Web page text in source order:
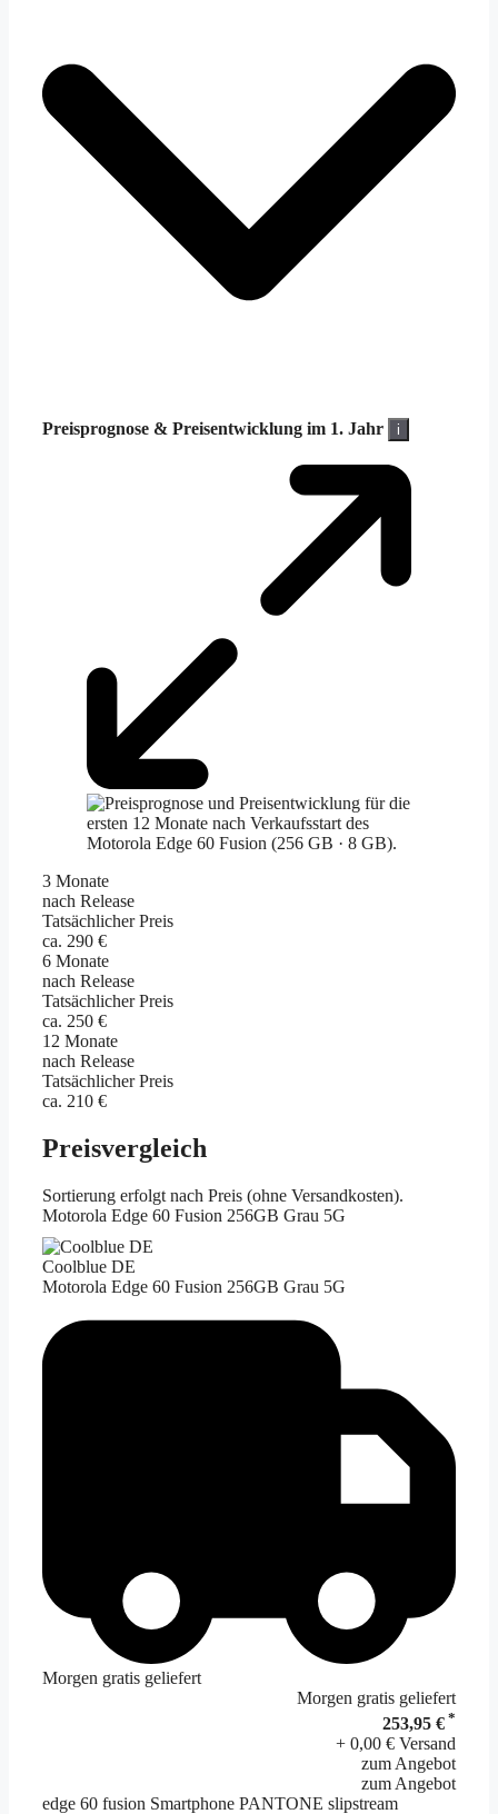
Preisprognose & Preisentwicklung im 1. Jahr i
3 Monate
nach Release
Tatsächlicher Preis
ca. 290 €
6 Monate
nach Release
Tatsächlicher Preis
ca. 250 €
12 Monate
nach Release
Tatsächlicher Preis
ca. 210 €
Preisvergleich
Sortierung erfolgt nach Preis (ohne Versandkosten).
Motorola Edge 60 Fusion 256GB Grau 5G
Coolblue DE
Motorola Edge 60 Fusion 256GB Grau 5G
Morgen gratis geliefert
Morgen gratis geliefert
253,95 € *
+ 0,00 € Versand
zum Angebot
zum Angebot
edge 60 fusion Smartphone PANTONE slipstream